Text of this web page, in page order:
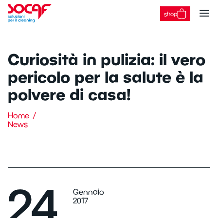
shop
Panoramica
Panoramica
Piccole
Combinate
Autonome
i-mop
Panoramica
Stradali
Usate
Ad acqua fredda
Alte prestazioni
Professionali
Industriali
Panoramica
Curiosità in pulizia: il vero
pericolo per la salute è la
polvere di casa!
Home
News
24
Gennaio
2017